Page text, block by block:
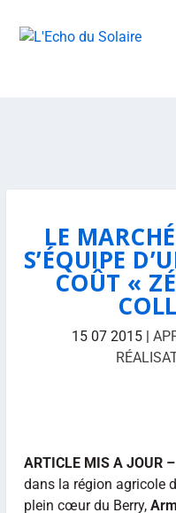
LE
S’ÉQUIPE
COÛT «
15 07 2015 |
ARTICLE MIS A JOUR –
dans la région agricole
plein cœur du Berry,